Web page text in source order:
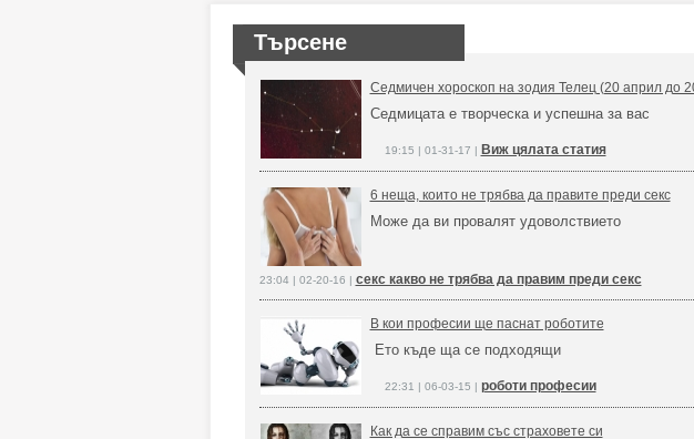
Търсене
Седмичен хороскоп на зодия Телец (20 април до
Седмицата е творческа и успешна за вас
19:15 | 01-31-17 | Виж цялата статия
6 неща, които не трябва да правите преди секс
Може да ви провалят удоволствието
23:04 | 02-20-16 | секс какво не трябва да правим преди секс
В кои професии ще паснат роботите
Ето къде ща се подходящи
22:31 | 06-03-15 | роботи професии
Как да се справим със страховете си